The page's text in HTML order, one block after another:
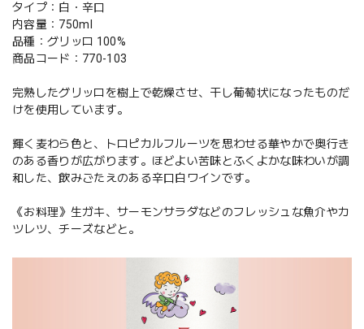
タイプ：白・辛口
内容量：750ml
品種：グリッロ 100%
商品コード：770-103
完熟したグリッロを樹上で乾燥させ、干し葡萄状になったものだ
けを使用しています。
輝く麦わら色と、トロピカルフルーツを思わせる華やかで奥行き
のある香りが広がります。ほどよい苦味とふくよかな味わいが調
和した、飲みごたえのある辛口白ワインです。
《お料理》生ガキ、サーモンサラダなどのフレッシュな魚介やカ
ツレツ、チーズなどと。